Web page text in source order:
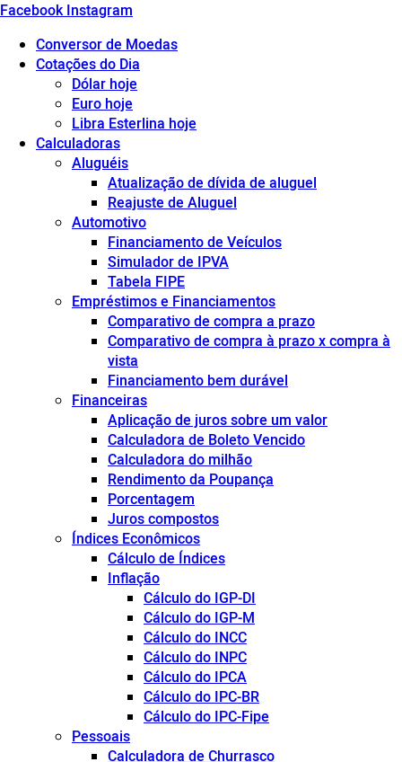
Facebook Instagram
Conversor de Moedas
Cotações do Dia
Dólar hoje
Euro hoje
Libra Esterlina hoje
Calculadoras
Aluguéis
Atualização de dívida de aluguel
Reajuste de Aluguel
Automotivo
Financiamento de Veículos
Simulador de IPVA
Tabela FIPE
Empréstimos e Financiamentos
Comparativo de compra a prazo
Comparativo de compra à prazo x compra à
vista
Financiamento bem durável
Financeiras
Aplicação de juros sobre um valor
Calculadora de Boleto Vencido
Calculadora do milhão
Rendimento da Poupança
Porcentagem
Juros compostos
Índices Econômicos
Cálculo de Índices
Inflação
Cálculo do IGP-DI
Cálculo do IGP-M
Cálculo do INCC
Cálculo do INPC
Cálculo do IPCA
Cálculo do IPC-BR
Cálculo do IPC-Fipe
Pessoais
Calculadora de Churrasco